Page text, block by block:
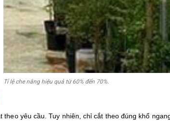
Tỉ lệ che nắng hiệu quả từ 60% đến 70%.
theo yêu cầu. Tuy nhiên, chỉ cắt theo đúng khổ